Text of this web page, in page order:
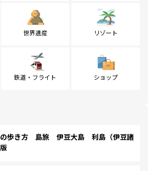
世界遺産 リゾート
鉄道・フライト ショップ
歩き方 島旅 伊豆大島 利島（伊豆諸